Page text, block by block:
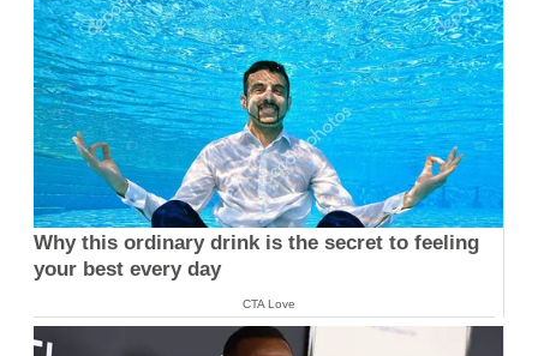
Why this ordinary drink is the secret to feeling
your best every day
CTA Love